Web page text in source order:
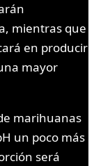
mientras que
en producir
mayor
marihuanas
un poco más
será